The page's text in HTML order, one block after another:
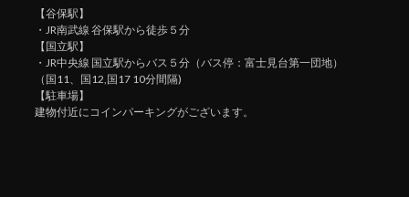
【谷保駅】
・JR南武線 谷保駅から徒歩５分
【国立駅】
・JR中央線 国立駅からバス５分（バス停：富士見台第一団地）
（国11、国12,国17 10分間隔)
【駐車場】
建物付近にコインパーキングがございます。